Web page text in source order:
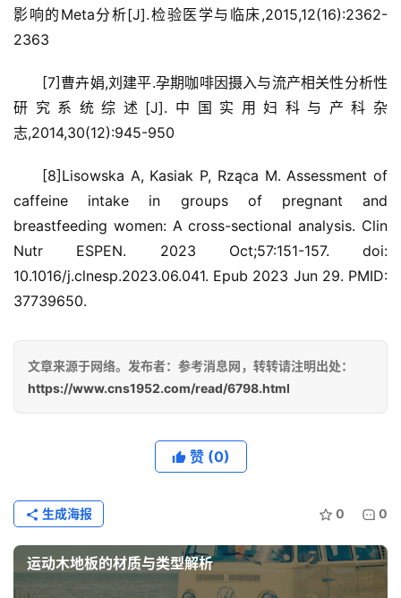
影响的Meta分析[J].检验医学与临床,2015,12(16):2362-
2363
[7]曹卉娟,刘建平.孕期咖啡因摄入与流产相关性分析性
研究系统综述[J].中国实用妇科与产科杂
志,2014,30(12):945-950
[8]Lisowska A, Kasiak P, Rząca M. Assessment of
caffeine intake in groups of pregnant and
breastfeeding women: A cross-sectional analysis. Clin
Nutr ESPEN. 2023 Oct;57:151-157. doi:
10.1016/j.clnesp.2023.06.041. Epub 2023 Jun 29. PMID:
37739650.
文章来源于网络。发布者：参考消息网，转转请注明出处：
https://www.cns1952.com/read/6798.html
赞 (0)
0 0
生成海报
运动木地板的材质与类型解析